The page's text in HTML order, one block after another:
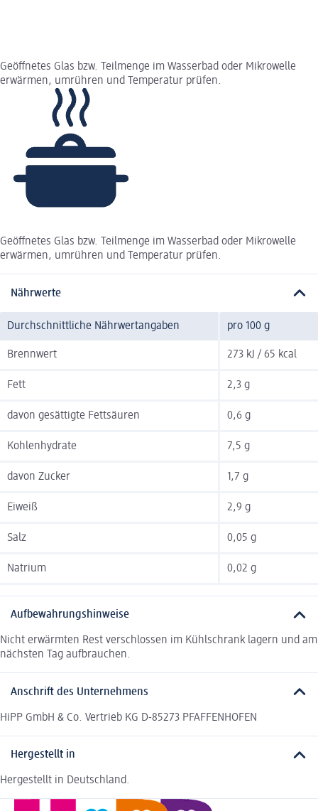
Geöffnetes Glas bzw. Teilmenge im Wasserbad oder Mikrowelle
erwärmen, umrühren und Temperatur prüfen.
Geöffnetes Glas bzw. Teilmenge im Wasserbad oder Mikrowelle
erwärmen, umrühren und Temperatur prüfen.
Nährwerte
Durchschnittliche Nährwertangaben pro 100 g
Brennwert 273 kJ / 65 kcal
Fett 2,3 g
davon gesättigte Fettsäuren 0,6 g
Kohlenhydrate 7,5 g
davon Zucker 1,7 g
Eiweiß 2,9 g
Salz 0,05 g
Natrium 0,02 g
Aufbewahrungshinweise
Nicht erwärmten Rest verschlossen im Kühlschrank lagern und am
nächsten Tag aufbrauchen.
Anschrift des Unternehmens
HiPP GmbH & Co. Vertrieb KG D-85273 PFAFFENHOFEN
Hergestellt in
Hergestellt in Deutschland.